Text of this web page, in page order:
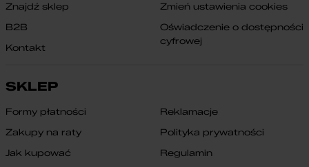
Znajdź sklep
B2B
Kontakt
Zmień ustawienia cookies
Oświadczenie o dostępności
cyfrowej
SKLEP
Formy płatności
Zakupy na raty
Jak kupować
Reklamacje
Polityka prywatności
Regulamin